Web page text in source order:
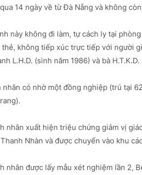
14 ngày về từ Đà Nẵng và không
này không đi làm, tự cách ly tại
không tiếp xúc trực tiếp với người
L.H.D. (sinh năm 1986) và bà
nhân có nhờ một đồng nghiệp (trú tại
nhân xuất hiện triệu chứng giảm vị
Nhàn và được chuyển vào khu
nhân được lấy mẫu xét nghiệm lần 2,